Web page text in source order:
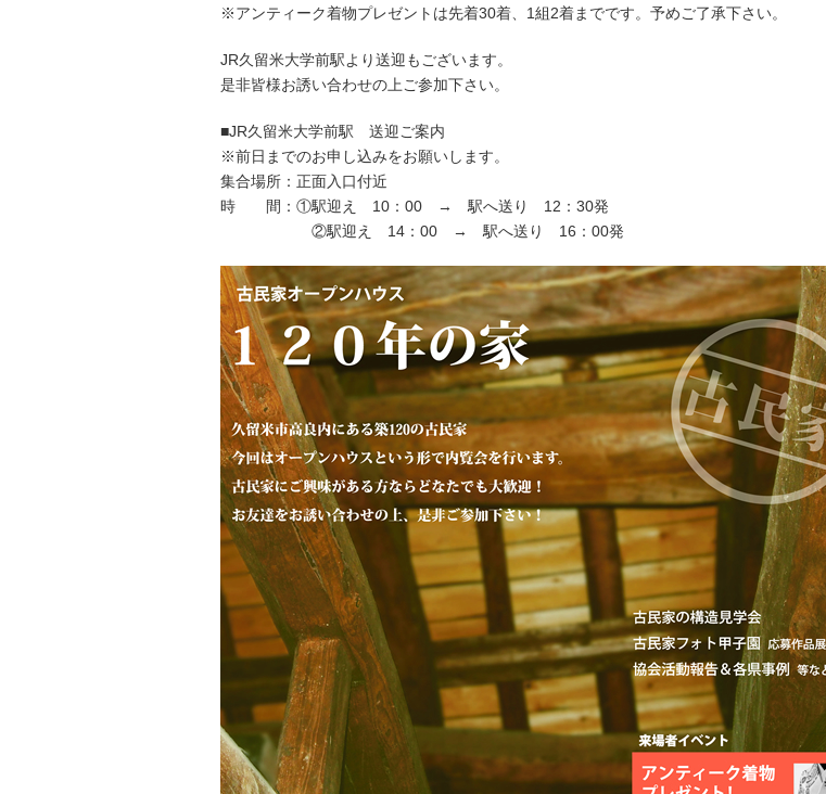
※アンティーク着物プレゼントは先着30着、1組2着までです。予めご了承下さい。
JR久留米大学前駅より送迎もございます。
是非皆様お誘い合わせの上ご参加下さい。
■JR久留米大学前駅 送迎ご案内
※前日までのお申し込みをお願いします。
集合場所：正面入口付近
時 間：①駅迎え 10：00 → 駅へ送り 12：30発
②駅迎え 14：00 → 駅へ送り 16：00発